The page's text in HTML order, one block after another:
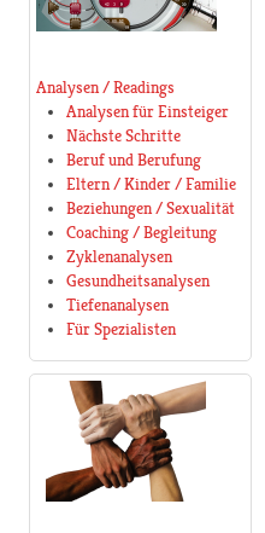
Analysen / Readings
Analysen für Einsteiger
Nächste Schritte
Beruf und Berufung
Eltern / Kinder / Familie
Beziehungen / Sexualität
Coaching / Begleitung
Zyklenanalysen
Gesundheitsanalysen
Tiefenanalysen
Für Spezialisten